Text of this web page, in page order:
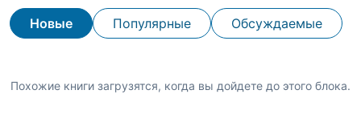
Новые Популярные Обсуждаемые
Похожие книги загрузятся, когда вы дойдете до этого блока.